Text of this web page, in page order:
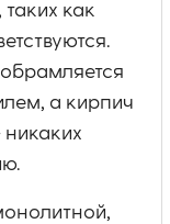
как
а кирпич
никаких